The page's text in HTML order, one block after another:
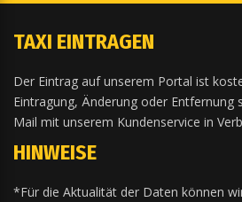
TAXI EINTRAGEN
Der Eintrag auf unserem Portal ist
Eintragung, Änderung oder Entfernung
Mail mit unserem Kundenservice in
HINWEISE
*Für die Aktualität der Daten können